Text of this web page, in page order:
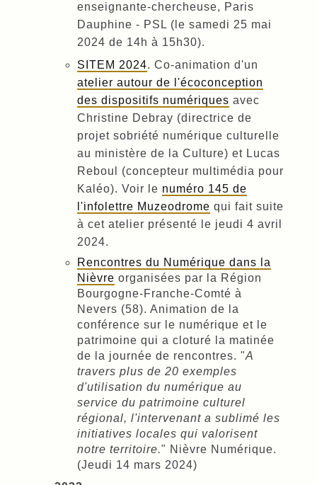
enseignante-chercheuse, Paris
Dauphine - PSL (le samedi 25 mai
2024 de 14h à 15h30).
SITEM 2024. Co-animation d'un
atelier autour de l'écoconception
des dispositifs numériques avec
Christine Debray (directrice de
projet sobriété numérique culturelle
au ministère de la Culture) et Lucas
Reboul (concepteur multimédia pour
Kaléo). Voir le numéro 145 de
l'infolettre Muzeodrome qui fait suite
à cet atelier présenté le jeudi 4 avril
2024.
Rencontres du Numérique dans la
Nièvre organisées par la Région
Bourgogne-Franche-Comté à
Nevers (58). Animation de la
conférence sur le numérique et le
patrimoine qui a cloturé la matinée
de la journée de rencontres. "A
travers plus de 20 exemples
d'utilisation du numérique au
service du patrimoine culturel
régional, l'intervenant a sublimé les
initiatives locales qui valorisent
notre territoire." Nièvre Numérique.
(Jeudi 14 mars 2024)